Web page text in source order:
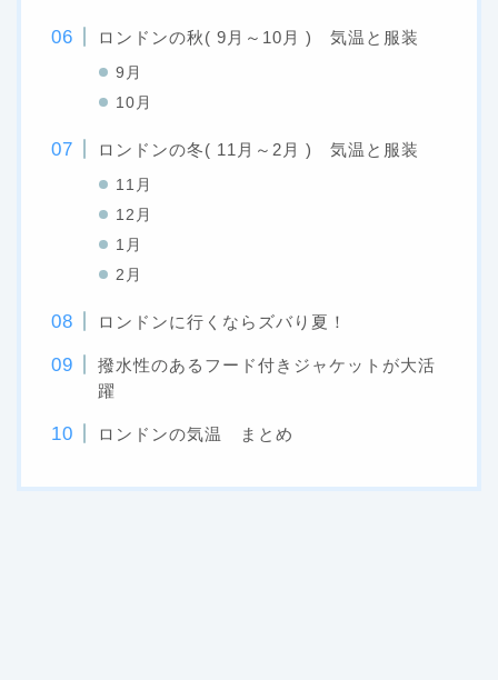
ロンドンの秋( 9月～10月 ) 気温と服装
9月
10月
ロンドンの冬( 11月～2月 ) 気温と服装
11月
12月
1月
2月
ロンドンに行くならズバり夏！
撥水性のあるフード付きジャケットが大活
躍
ロンドンの気温 まとめ